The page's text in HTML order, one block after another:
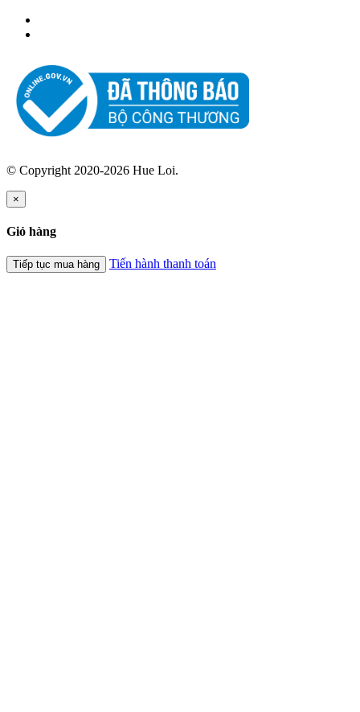
© Copyright 2020-2026 Hue Loi.
×
Giỏ hàng
Tiếp tục mua hàng Tiến hành thanh toán